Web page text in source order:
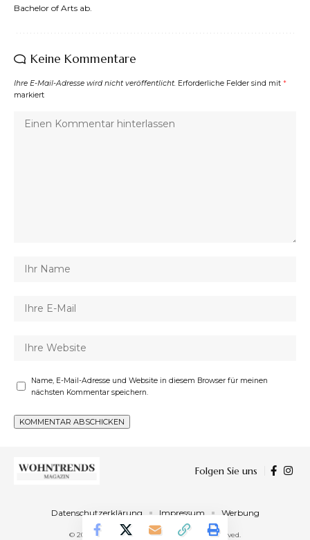
Bachelor of Arts ab.
Keine Kommentare
Ihre E-Mail-Adresse wird nicht veröffentlicht. Erforderliche Felder sind mit *
markiert
Name, E-Mail-Adresse und Website in diesem Browser für meinen
nächsten Kommentar speichern.
Folgen Sie uns
© 2023 Wohntrends Magazin. All Rights Reserved.
Datenschutzerklärung Impressum Werbung